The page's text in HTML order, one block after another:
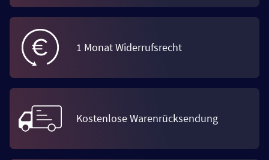
1 Monat Widerrufsrecht
Kostenlose Warenrücksendung